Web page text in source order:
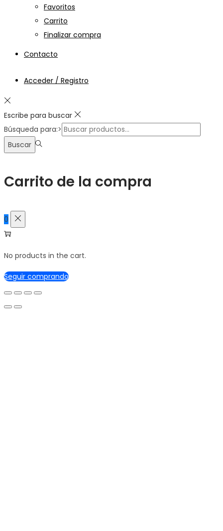
Favoritos
Carrito
Finalizar compra
Contacto
Acceder / Registro
Escribe para buscar
Búsqueda para:>
Buscar
Carrito de la compra
0
No products in the cart.
Seguir comprando